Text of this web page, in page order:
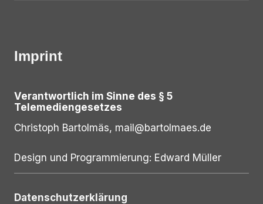
Imprint
Verantwortlich im Sinne des § 5
Telemediengesetzes
Christoph Bartolmäs, mail@bartolmaes.de
Design und Programmierung: Edward Müller
Datenschutzerklärung